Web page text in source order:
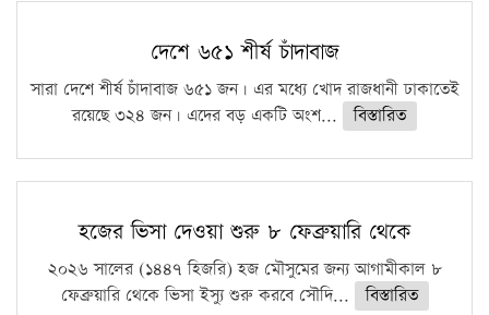
দেশে ৬৫১ শীর্ষ চাঁদাবাজ
সারা দেশে শীর্ষ চাঁদাবাজ ৬৫১ জন। এর মধ্যে খোদ রাজধানী ঢাকাতেই
রয়েছে ৩২৪ জন। এদের বড় একটি অংশ...
বিস্তারিত
হজের ভিসা দেওয়া শুরু ৮ ফেব্রুয়ারি থেকে
২০২৬ সালের (১৪৪৭ হিজরি) হজ মৌসুমের জন্য আগামীকাল ৮
ফেব্রুয়ারি থেকে ভিসা ইস্যু শুরু করবে সৌদি...
বিস্তারিত